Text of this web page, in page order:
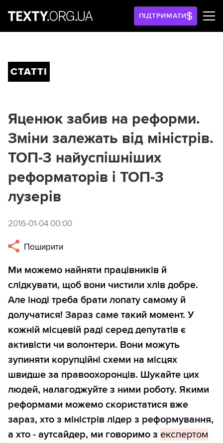
ПІДТРИМАТИ
СТАТТІ
Яценюк забив на реформи.
Зміни залежать від міністрів.
ТОП-3 найуспішніших
реформаторів і ТОП-3
лузерів
2016-01-04 00:00
Поширити
Ми можемо найняти працівників й
слідкувати, щоб вони чистили хлів добре.
Але іноді треба брати лопату самому й
долучатися! Зараз саме такий момент. У
кожній місцевій раді серед депутатів є
активісти чи волонтери. Вони можуть
зупиняти корупційні схеми на місцях
швидше за правоохоронців. Шукайте цих
людей, налагоджуйте з ними роботу. Якими
реформами можемо скористатися вже
зараз, хто з міністрів лідер з реформування,
а хто - аутсайдер, ми говоримо з експертом